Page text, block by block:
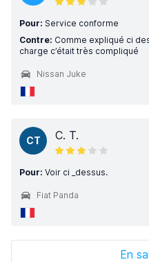
Pour: Service conforme
Contre: Comme expliqué ci
charge c’était très compliqué
Nissan Juke
CT C. T.
Pour: Voir ci _dessus.
Fiat Panda
En